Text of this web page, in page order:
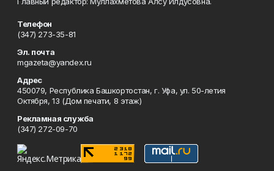
Телефон
(347) 273-35-81
Эл. почта
mgazeta@yandex.ru
Адрес
450079, Республика Башкортостан, г. Уфа, ул. 50-летия
Октября, 13 (Дом печати, 8 этаж)
Рекламная служба
(347) 272-09-70